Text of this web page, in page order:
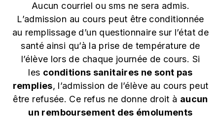
Aucun courriel ou sms ne sera admis.
L’admission au cours peut être conditionnée
au remplissage d’un questionnaire sur l’état de
santé ainsi qu’à la prise de température de
l’élève lors de chaque journée de cours. Si
les conditions sanitaires ne sont pas
remplies, l’admission de l’élève au cours peut
être refusée. Ce refus ne donne droit à aucun
un remboursement des émoluments